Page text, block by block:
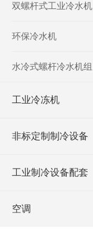
双螺杆式工业冷水机
环保冷水机
水冷式螺杆冷水机组
工业冷冻机
非标定制制冷设备
工业制冷设备配套
空调